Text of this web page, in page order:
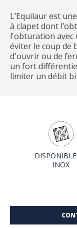
L’Equilaur est
à clapet dont
l'obturation avec
éviter le coup de
d'ouvrir ou de
un fort
limiter un débit
INOX